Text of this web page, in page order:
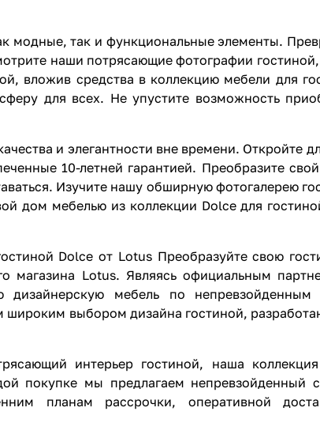
модные, так и функциональные элементы.
наши потрясающие фотографии
вложив средства в коллекцию мебели для
для всех. Не упустите возможность
и элегантности вне времени. Откройте
10-летней гарантией. Преобразите
Изучите нашу обширную фотогалерею
дом мебелью из коллекции Dolce для
Dolce от Lotus Преобразуйте свою
магазина Lotus. Являясь официальным
дизайнерскую мебель по непревзойденным
широким выбором дизайна гостиной,
интерьер гостиной, наша
покупке мы предлагаем непревзойденный
планам рассрочки, оперативной